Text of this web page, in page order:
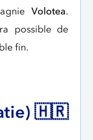
Volotea.
possible de
fin.
🇭🇷